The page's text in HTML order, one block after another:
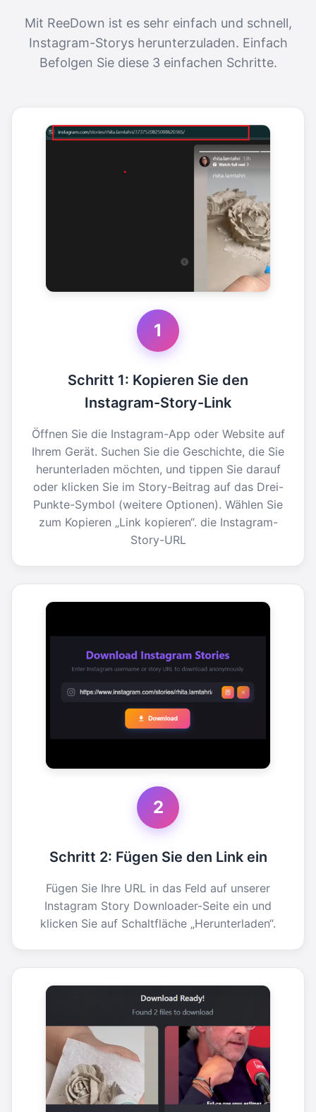
Mit ReeDown ist es sehr einfach und schnell,
Instagram-Storys herunterzuladen. Einfach
Befolgen Sie diese 3 einfachen Schritte.
1
Schritt 1: Kopieren Sie den
Instagram-Story-Link
Öffnen Sie die Instagram-App oder Website auf
Ihrem Gerät. Suchen Sie die Geschichte, die Sie
herunterladen möchten, und tippen Sie darauf
oder klicken Sie im Story-Beitrag auf das Drei-
Punkte-Symbol (weitere Optionen). Wählen Sie
zum Kopieren „Link kopieren“. die Instagram-
Story-URL
2
Schritt 2: Fügen Sie den Link ein
Fügen Sie Ihre URL in das Feld auf unserer
Instagram Story Downloader-Seite ein und
klicken Sie auf Schaltfläche „Herunterladen“.